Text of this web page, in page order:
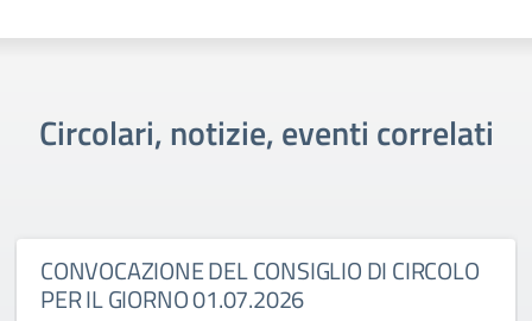
Circolari, notizie, eventi correlati
CONVOCAZIONE DEL CONSIGLIO DI CIRCOLO
PER IL GIORNO 01.07.2026